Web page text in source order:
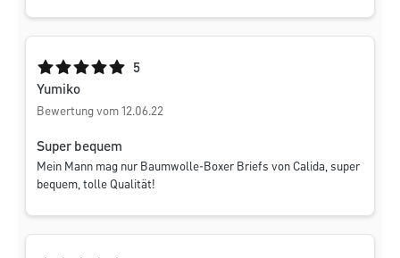
Durchschnittliche Bewertung von 5 von 5 Sternen
5
Yumiko
Bewertung vom 12.06.22
Super bequem
Mein Mann mag nur Baumwolle-Boxer Briefs von Calida, super
bequem, tolle Qualität!